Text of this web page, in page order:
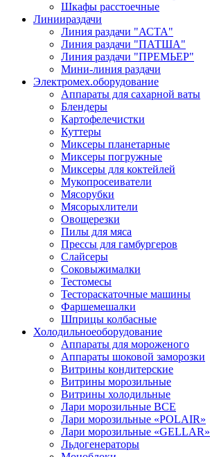
Шкафы расстоечные
Линиираздачи
Линия раздачи "АСТА"
Линия раздачи "ПАТША"
Линия раздачи "ПРЕМЬЕР"
Мини-линия раздачи
Электромех.оборудование
Аппараты для сахарной ваты
Блендеры
Картофелечистки
Куттеры
Миксеры планетарные
Миксеры погружные
Миксеры для коктейлей
Мукопросеиватели
Мясорубки
Мясорыхлители
Овощерезки
Пилы для мяса
Прессы для гамбургеров
Слайсеры
Соковыжималки
Тестомесы
Тестораскаточные машины
Фаршемешалки
Шприцы колбасные
Холодильноеоборудование
Аппараты для мороженого
Аппараты шоковой заморозки
Витрины кондитерские
Витрины морозильные
Витрины холодильные
Лари морозильные ВСЕ
Лари морозильные «POLAIR»
Лари морозильные «GELLAR»
Льдогенераторы